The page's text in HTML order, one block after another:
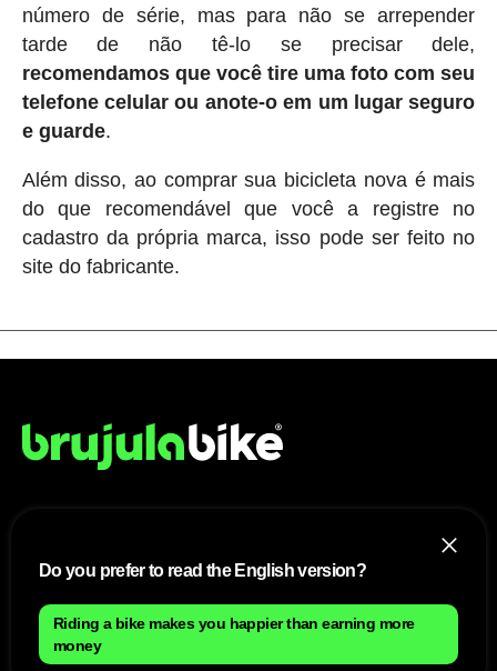
número de série, mas para não se arrepender
tarde de não tê-lo se precisar dele,
recomendamos que você tire uma foto com seu
telefone celular ou anote-o em um lugar seguro
e guarde.
Além disso, ao comprar sua bicicleta nova é mais
do que recomendável que você a registre no
cadastro da própria marca, isso pode ser feito no
site do fabricante.
Mapa do site
Política de cookies Brasileiro
Anúnciate con nosotros brasileiro
Política de privacidad brasileiro
Contato
Do you prefer to read the English version?
Riding a bike makes you happier than earning more
money